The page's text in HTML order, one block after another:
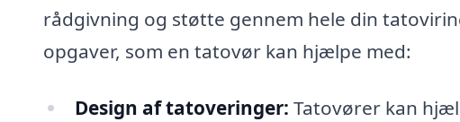
rådgivning og støtte gennem hele din
opgaver, som en tatovør kan hjælpe med:
Design af tatoveringer: Tatovører kan